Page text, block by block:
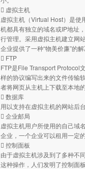
 虚拟主机
虚拟主机（Virtual Host）是使
机都具有独立的域名或IP地址
行管理。采用虚拟主机建立网
企业提供了一种“物美价廉”的
 FTP
FTP是File Transport Protocol
样的协议编写出来的文件传输
者将网页从主机上下载至本地
 数据库
用以支持在虚拟主机的网站后
 企业邮局
虚拟主机用户所使用的自己域
企业，一个企业可以租用一定
 控制面板
由于虚拟主机涉及到了多种不
这种操作，人们发明了控制面